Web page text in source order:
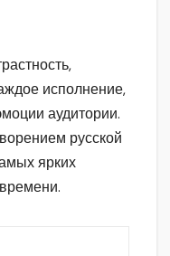
исполнение,
аудитории.
русской
ярких